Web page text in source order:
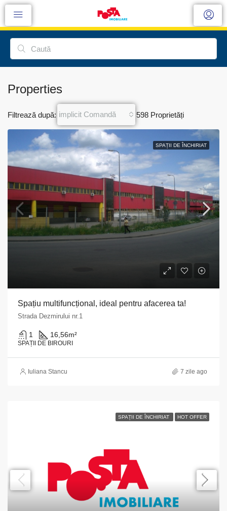
Properties
598 Proprietăți
Filtrează după: implicit Comandă
SPAȚII DE ÎNCHIRIAT
Spațiu multifuncțional, ideal pentru afacerea ta!
Strada Dezmirului nr.1
1 16,56m²
SPAȚII DE BIROURI
Iuliana Stancu 7 zile ago
SPAȚII DE ÎNCHIRIAT HOT OFFER